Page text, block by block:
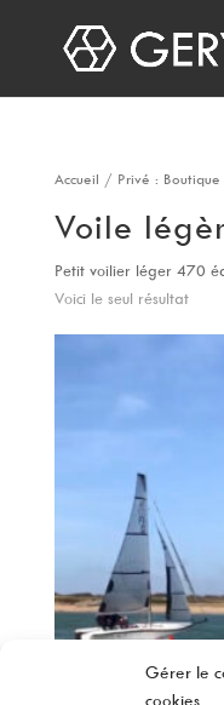
Gérer le
cookies
Accueil / Privé : Boutique
Voile
Petit voilier léger 470
Voici le seul résultat